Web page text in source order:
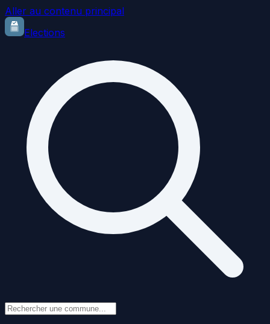
Aller au contenu principal
Elections